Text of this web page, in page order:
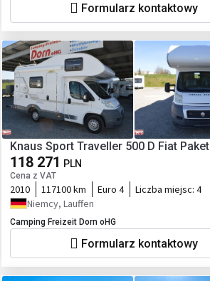
Formularz kontaktowy
Knaus Sport Traveller 500 D Fiat Paket
118 271 PLN
Cena z VAT
2010 117100 km Euro 4 Liczba miejsc: 4
Niemcy, Lauffen
Camping Freizeit Dorn oHG
Formularz kontaktowy